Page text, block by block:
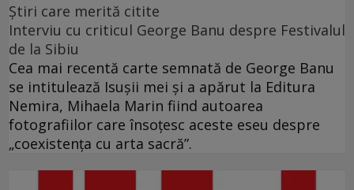
Ştiri care merită citite
Interviu cu criticul George Banu despre Festivalul
de la Sibiu
Cea mai recentă carte semnată de George Banu
se intitulează Isuşii mei şi a apărut la Editura
Nemira, Mihaela Marin fiind autoarea
fotografiilor care însoţesc aceste eseu despre
„coexistenţa cu arta sacră”.